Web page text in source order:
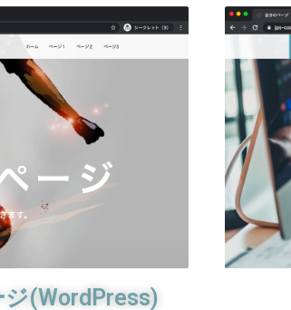
(WordPress)